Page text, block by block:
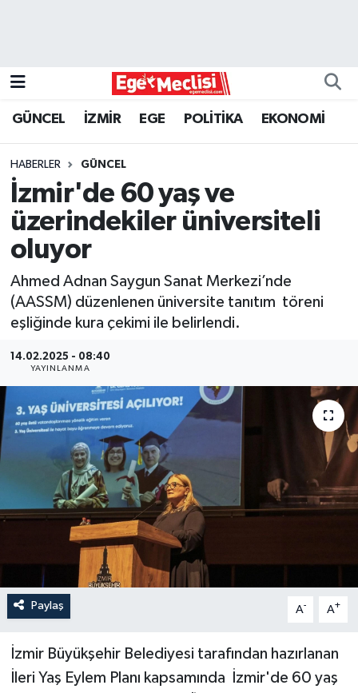
GÜNCEL İZMİR EGE POLİTİKA EKONOMİ
HABERLER GÜNCEL
İzmir'de 60 yaş ve
üzerindekiler üniversiteli
oluyor
Ahmed Adnan Saygun Sanat Merkezi’nde
(AASSM) düzenlenen üniversite tanıtım töreni
eşliğinde kura çekimi ile belirlendi.
14.02.2025 - 08:40
YAYINLANMA
Paylaş A- A+
İzmir Büyükşehir Belediyesi tarafından hazırlanan
İleri Yaş Eylem Planı kapsamında İzmir'de 60 yaş
GÜNCEL
İZMİR
ÖZEL HABER
POLİTİKA
Programlar
YAŞAM